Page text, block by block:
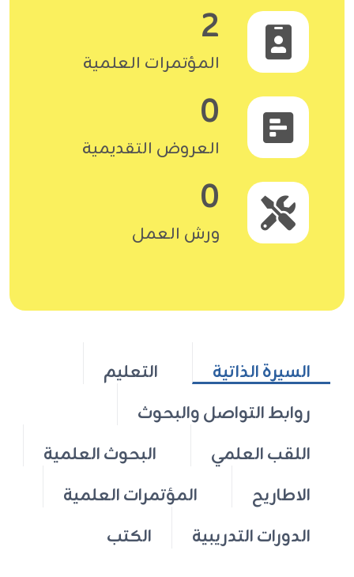
2
المؤتمرات العلمية
0
العروض التقديمية
0
ورش العمل
السيرة الذاتية
التعليم
روابط التواصل والبحوث
اللقب العلمي
البحوث العلمية
الاطاريح
المؤتمرات العلمية
الدورات التدريبية
الكتب